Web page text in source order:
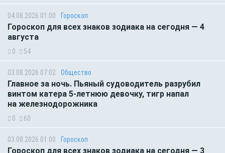
04.08.2026 01:00 Гороскоп
Гороскоп для всех знаков зодиака на сегодня — 4
августа
0 54
03.08.2026 07:02 Общество
Главное за ночь. Пьяный судоводитель разрубил
винтом катера 5-летнюю девочку, тигр напал
на железнодорожника
0 60
03.08.2026 01:00 Гороскоп
Гороскоп для всех знаков зодиака на сегодня — 3